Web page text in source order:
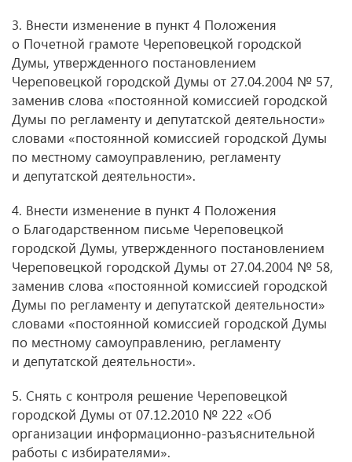
3. Внести изменение в пункт 4 Положения
о Почетной грамоте Череповецкой городской
Думы, утвержденного постановлением
Череповецкой городской Думы от 27.04.2004 № 57,
заменив слова «постоянной комиссией городской
Думы по регламенту и депутатской деятельности»
словами «постоянной комиссией городской Думы
по местному самоуправлению, регламенту
и депутатской деятельности».
4. Внести изменение в пункт 4 Положения
о Благодарственном письме Череповецкой
городской Думы, утвержденного постановлением
Череповецкой городской Думы от 27.04.2004 № 58,
заменив слова «постоянной комиссией городской
Думы по регламенту и депутатской деятельности»
словами «постоянной комиссией городской Думы
по местному самоуправлению, регламенту
и депутатской деятельности».
5. Снять с контроля решение Череповецкой
городской Думы от 07.12.2010 № 222 «Об
организации информационно-разъяснительной
работы с избирателями».